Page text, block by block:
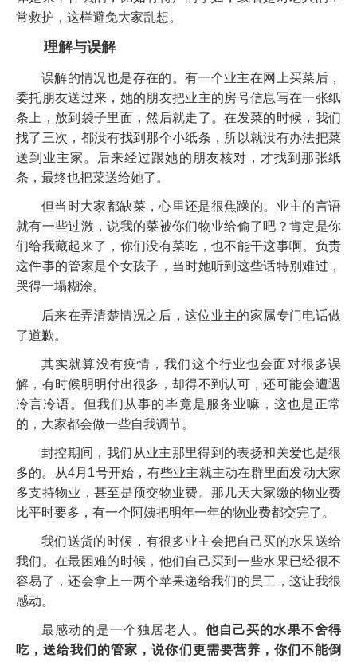
常救护，这样避免大家乱想。
理解与误解
误解的情况也是存在的。有一个业主在网上买菜后，
委托朋友送过来，她的朋友把业主的房号信息写在一张纸
条上，放到袋子里面，然后就走了。在发菜的时候，我们
找了三次，都没有找到那个小纸条，所以就没有办法把菜
送到业主家。后来经过跟她的朋友核对，才找到那张纸
条，最终也把菜送给她了。
但当时大家都缺菜，心里还是很焦躁的。业主的言语
就有一些过激，说我的菜被你们物业给偷了吧？肯定是你
们给我藏起来了，你们没有菜吃，也不能干这事啊。负责
这件事的管家是个女孩子，当时她听到这些话特别难过，
哭得一塌糊涂。
后来在弄清楚情况之后，这位业主的家属专门电话做
了道歉。
其实就算没有疫情，我们这个行业也会面对很多误
解，有时候明明付出很多，却得不到认可，还可能会遭遇
冷言冷语。但我们从事的毕竟是服务业嘛，这也是正常
的，大家都会做一些自我调节。
封控期间，我们从业主那里得到的表扬和关爱也是很
多的。从4月1号开始，有些业主就主动在群里面发动大家
多支持物业，甚至是预交物业费。那几天大家缴的物业费
比平时要多，有一个阿姨把明年一年的物业费都交完了。
我们送货的时候，有很多业主会把自己买的水果送给
我们。在最困难的时候，他们自己买到一些水果已经很不
容易了，还会拿上一两个苹果递给我们的员工，这让我很
感动。
最感动的是一个独居老人。 他自己买的水果不舍得
吃，送给我们的管家，说你们更需要营养，你们不能倒